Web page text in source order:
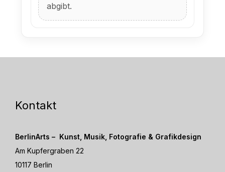
abgibt.
Kontakt
BerlinArts – Kunst, Musik, Fotografie & Grafikdesign
Am Kupfergraben 22
10117 Berlin